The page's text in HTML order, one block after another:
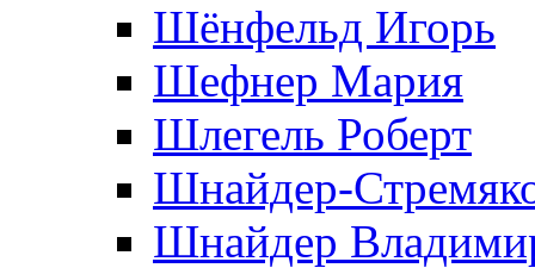
Шёнфельд Игорь
Шефнер Мария
Шлегель Роберт
Шнайдер-
Шнайдер